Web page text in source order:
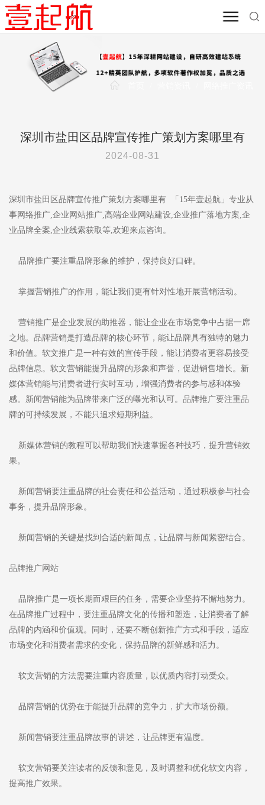
深圳市盐田区品牌宣传推广策划方案哪里有
2024-08-31
深圳市盐田区品牌宣传推广策划方案哪里有 「15年壹起航」专业从
事网络推广,企业网站推广,高端企业网站建设,企业推广落地方案,企
业品牌全案,企业线索获取等,欢迎来点咨询。
品牌推广要注重品牌形象的维护，保持良好口碑。
掌握营销推广的作用，能让我们更有针对性地开展营销活动。
营销推广是企业发展的助推器，能让企业在市场竞争中占据一席
之地。品牌营销是打造品牌的核心环节，能让品牌具有独特的魅力
和价值。软文推广是一种有效的宣传手段，能让消费者更容易接受
品牌信息。软文营销能提升品牌的形象和声誉，促进销售增长。新
媒体营销能与消费者进行实时互动，增强消费者的参与感和体验
感。新闻营销能为品牌带来广泛的曝光和认可。品牌推广要注重品
牌的可持续发展，不能只追求短期利益。
新媒体营销的教程可以帮助我们快速掌握各种技巧，提升营销效
果。
新闻营销要注重品牌的社会责任和公益活动，通过积极参与社会
事务，提升品牌形象。
新闻营销的关键是找到合适的新闻点，让品牌与新闻紧密结合。
品牌推广网站
品牌推广是一项长期而艰巨的任务，需要企业坚持不懈地努力。
在品牌推广过程中，要注重品牌文化的传播和塑造，让消费者了解
品牌的内涵和价值观。同时，还要不断创新推广方式和手段，适应
市场变化和消费者需求的变化，保持品牌的新鲜感和活力。
软文营销的方法需要注重内容质量，以优质内容打动受众。
品牌营销的优势在于能提升品牌的竞争力，扩大市场份额。
新闻营销要注重品牌故事的讲述，让品牌更有温度。
软文营销要关注读者的反馈和意见，及时调整和优化软文内容，
提高推广效果。